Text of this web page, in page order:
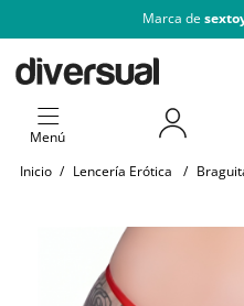
Marca de
Menú
Inicio / Lencería Erótica /